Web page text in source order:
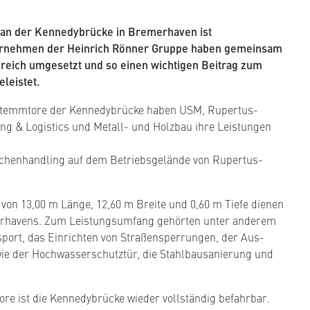
der Kennedybrücke in Bremerhaven ist
der Heinrich Rönner Gruppe haben gemeinsam
umgesetzt und so einen wichtigen Beitrag zum
der Kennedybrücke haben USM, Rupertus-
& Logistics und Metall- und Holzbau ihre Leistungen
auf dem Betriebsgelände von Rupertus-
13,00 m Länge, 12,60 m Breite und 0,60 m Tiefe dienen
Zum Leistungsumfang gehörten unter anderem
das Einrichten von Straßensperrungen, der Aus-
der Hochwasserschutztür, die Stahlbausanierung und
ist die Kennedybrücke wieder vollständig befahrbar.